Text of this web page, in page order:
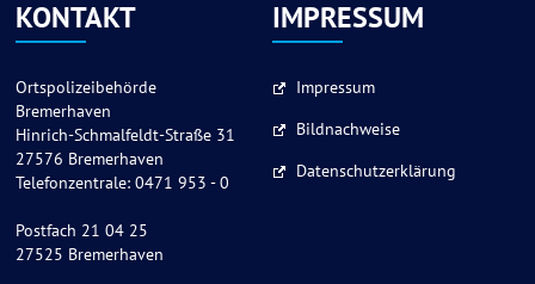
KONTAKT
Ortspolizeibehörde
Bremerhaven
Hinrich-Schmalfeldt-Straße 31
27576 Bremerhaven
Telefonzentrale: 0471 953 - 0
Postfach 21 04 25
27525 Bremerhaven
IMPRESSUM
Impressum
Bildnachweise
Datenschutzerklärung